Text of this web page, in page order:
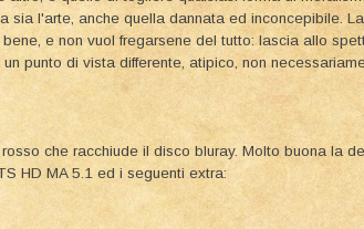
sia l'arte, anche quella dannata ed inconcepibile.
e non vuol fregarsene del tutto: lascia allo
punto di vista differente, atipico, non
che racchiude il disco bluray. Molto buona la
HD MA 5.1 ed i seguenti extra: